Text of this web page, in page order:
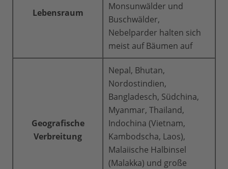
Lebensraum
Monsunwälder und
Buschwälder,
Nebelparder halten sich
meist auf Bäumen auf
Geografische
Verbreitung
Nepal, Bhutan,
Nordostindien,
Bangladesch, Südchina,
Myanmar, Thailand,
Indochina (Vietnam,
Kambodscha, Laos),
Malaiische Halbinsel
(Malakka) und große